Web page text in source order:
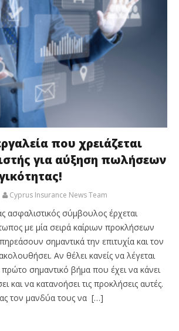
που χρειάζεται
για αύξηση πωλήσεων
Cyprus Insurance News Team
ασφαλιστικός σύμβουλος έρχεται
με μία σειρά καίριων προκλήσεων
σημαντικά την επιτυχία και τον
Αν θέλει κανείς να λέγεται
σημαντικό βήμα που έχει να κάνει
και να κατανοήσει τις προκλήσεις αυτές.
τον μανδύα τους να […]